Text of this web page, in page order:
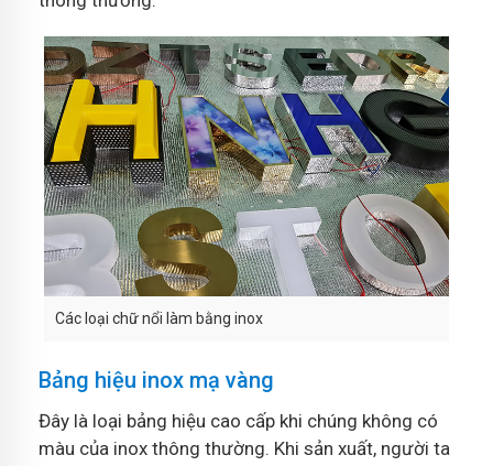
Các loại chữ nổi làm bằng inox
Bảng hiệu inox mạ vàng
Đây là loại bảng hiệu cao cấp khi chúng không có
màu của inox thông thường. Khi sản xuất, người ta